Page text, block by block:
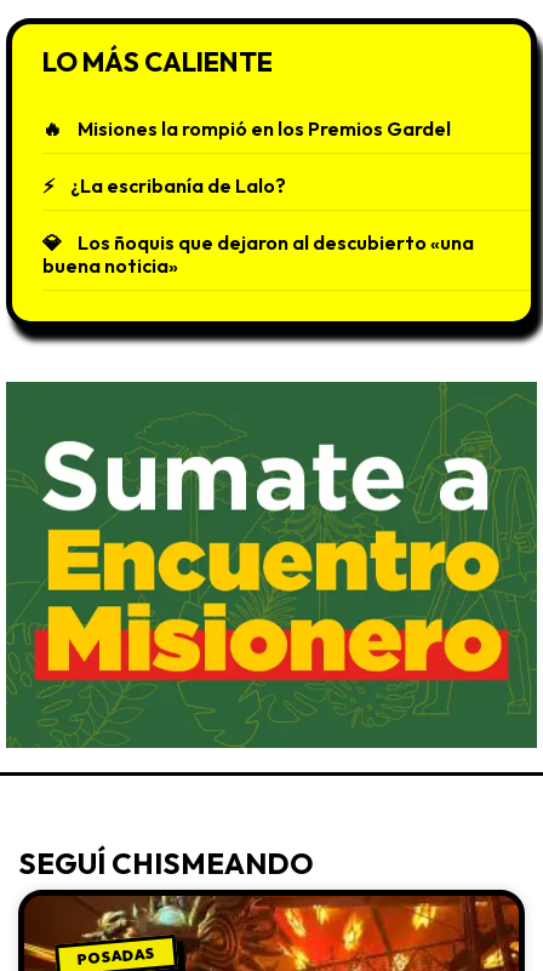
LO MÁS CALIENTE
Misiones la rompió en los Premios Gardel
¿La escribanía de Lalo?
Los ñoquis que dejaron al descubierto «una
buena noticia»
SEGUÍ CHISMEANDO
POSADAS